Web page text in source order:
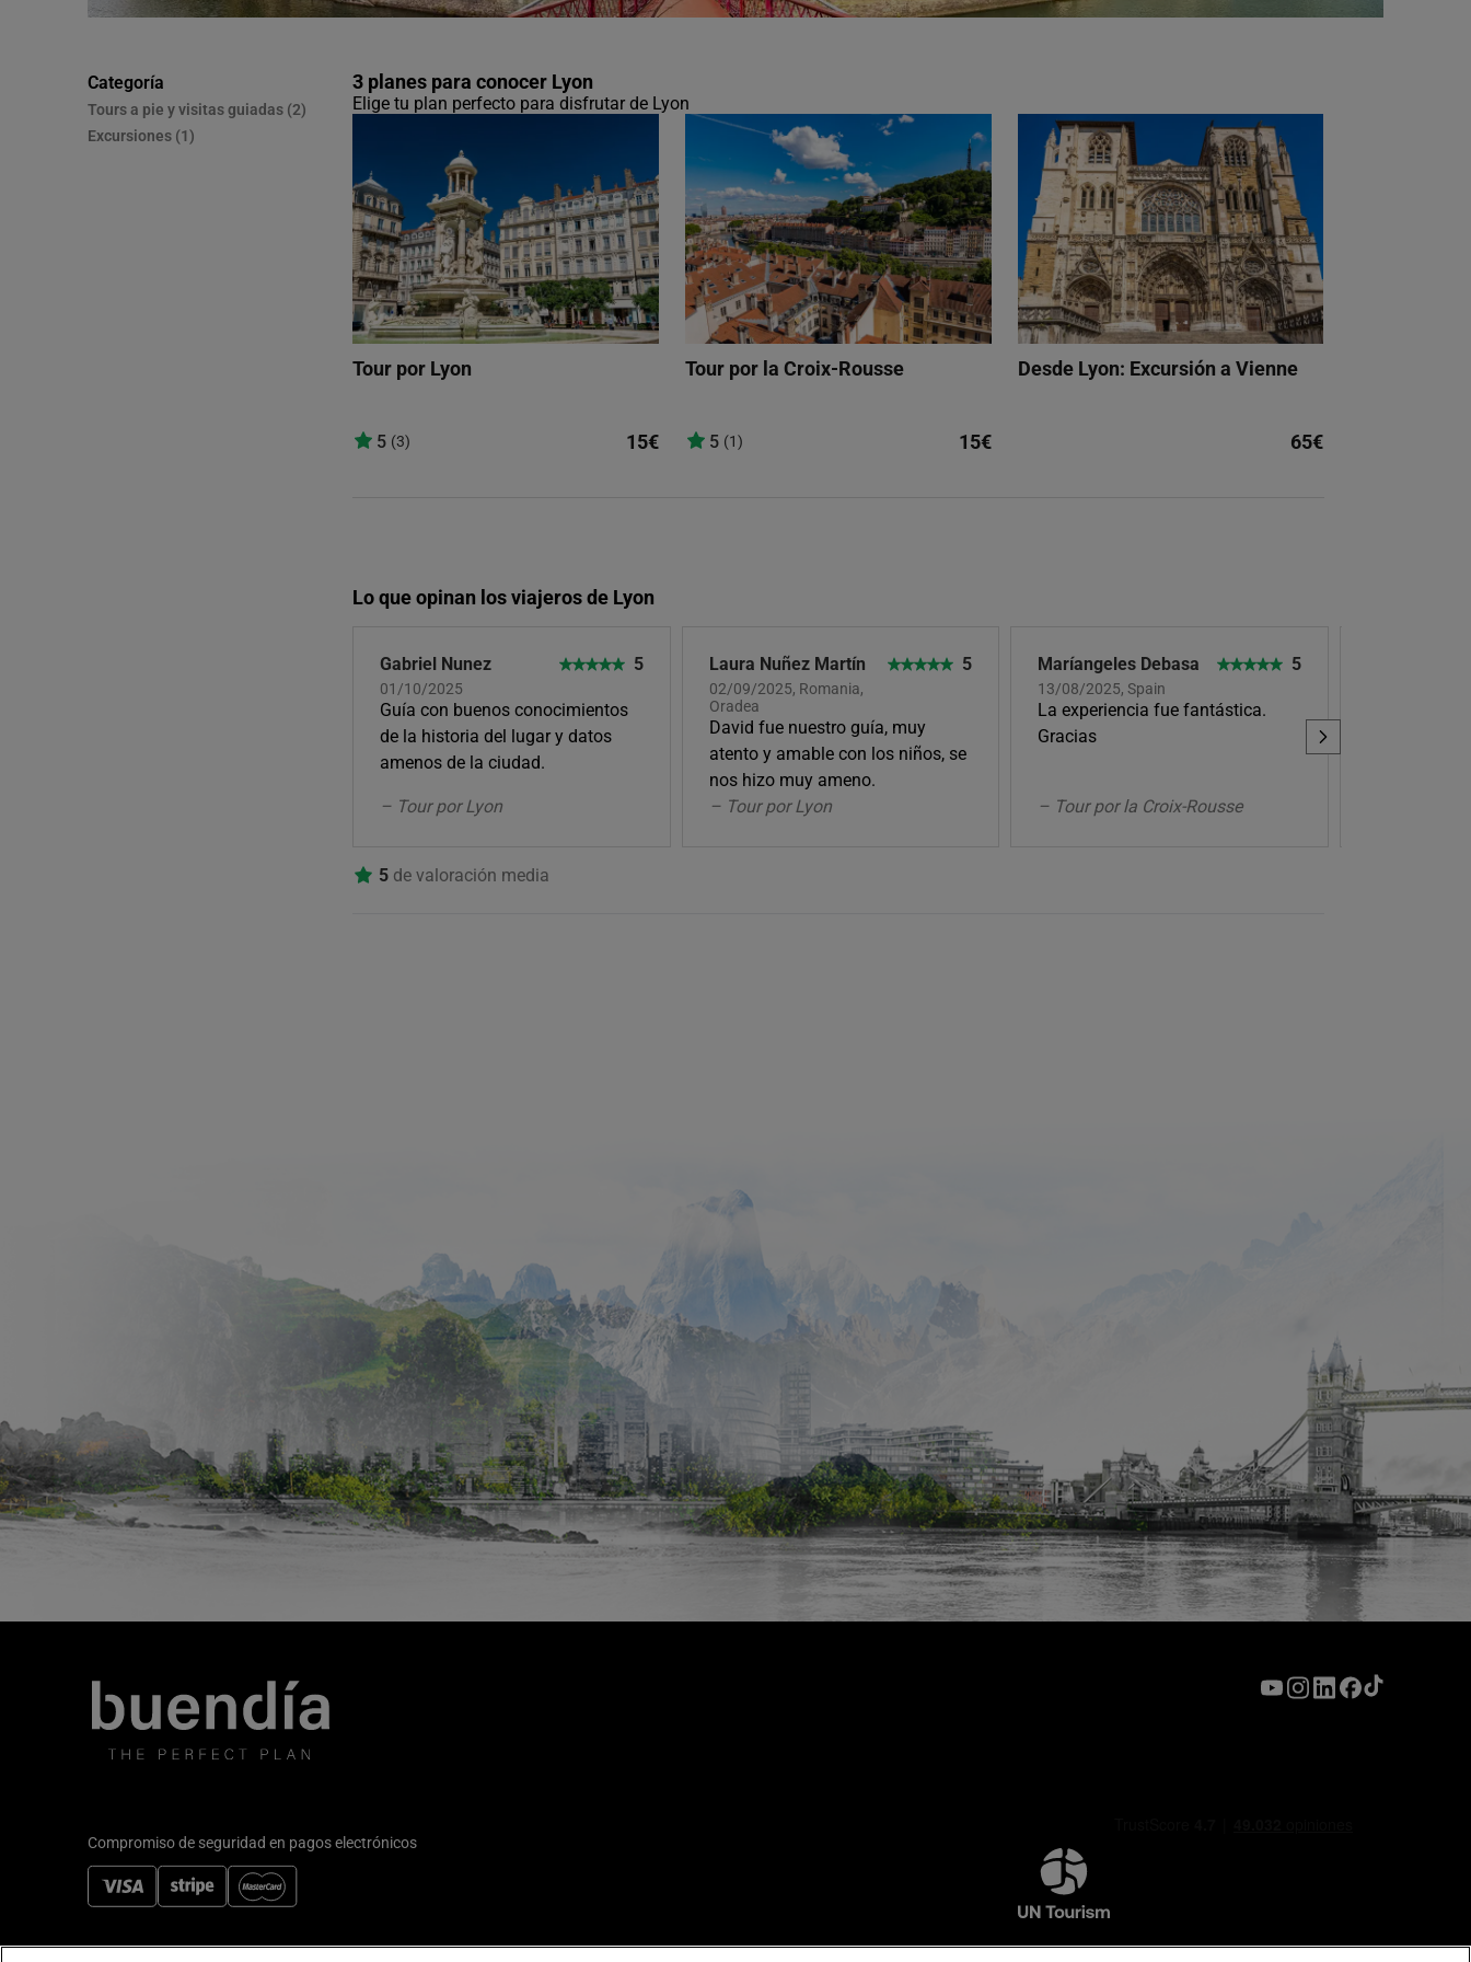
Categoría
Tours a pie y visitas guiadas (2)
Excursiones (1)
3 planes para conocer Lyon
Elige tu plan perfecto para disfrutar de Lyon
Tour por Lyon
5 (3) 15€
Tour por la Croix-Rousse
5 (1) 15€
Desde Lyon: Excursión a Vienne
65€
Lo que opinan los viajeros de Lyon
Gabriel Nunez
01/10/2025
5
Guía con buenos conocimientos
de la historia del lugar y datos
amenos de la ciudad.
– Tour por Lyon
Laura Nuñez Martín
02/09/2025, Romania,
Oradea
5
David fue nuestro guía, muy
atento y amable con los niños, se
nos hizo muy ameno.
– Tour por Lyon
Maríangeles Debasa
13/08/2025, Spain
5
La experiencia fue fantástica.
Gracias
– Tour por la Croix-Rousse
5 de valoración media
Compromiso de seguridad en pagos electrónicos